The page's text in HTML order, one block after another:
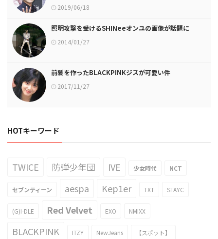
2019/06/18
照明攻撃を受けるSHINeeオンユの画像が話題に
2014/01/27
前髪を作ったBLACKPINKジスが可愛い件
2017/11/27
HOTキーワード
TWICE 防弾少年団 IVE 少女時代 NCT
セブンティーン aespa Kep1er TXT STAYC
(G)I-DLE Red Velvet EXO NMIXX
BLACKPINK ITZY NewJeans 【スポット】